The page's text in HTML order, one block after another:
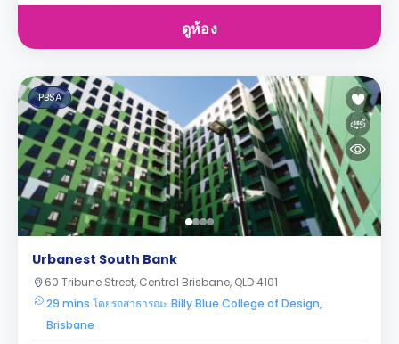
ดูห้อง
PBSA
Urbanest South Bank
60 Tribune Street, Central Brisbane, QLD 4101
29 mins โดยรถสาธารณะ Billy Blue College of Design,
Brisbane